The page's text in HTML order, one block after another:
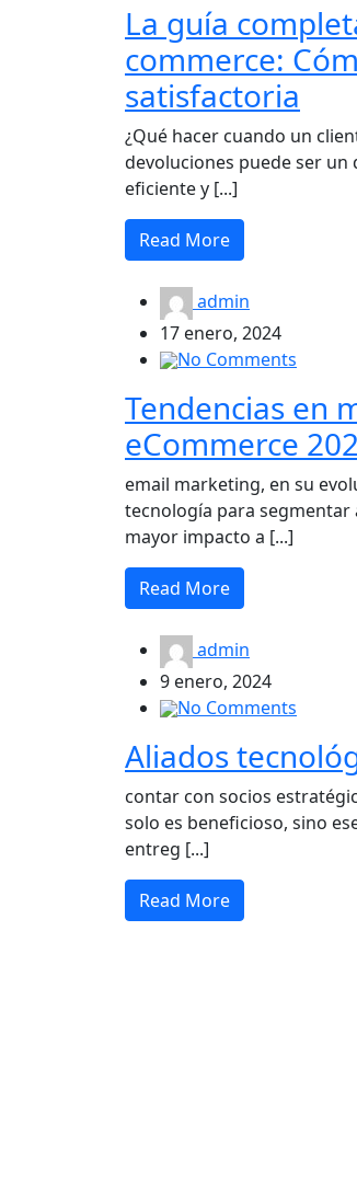
La guía
commerce:
satisfactoria
¿Qué hacer cuando un
devoluciones puede ser un
eficiente y [...]
Read More
admin
17 enero, 2024
No Comments
Tendencias en
eCommerce
email marketing, en su
tecnología para segmentar
mayor impacto a [...]
Read More
admin
9 enero, 2024
No Comments
Aliados
contar con socios
solo es beneficioso, sino
entreg [...]
Read More